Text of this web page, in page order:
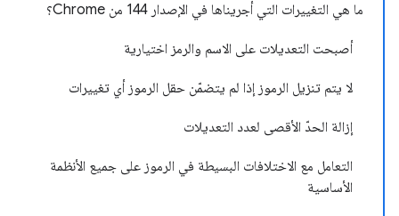
ما هي التغييرات التي أجريناها في الإصدار 144 من Chrome؟
أصبحت التعديلات على الاسم والرمز اختيارية
لا يتم تنزيل الرموز إذا لم يتضمّن حقل الرموز أي تغييرات
إزالة الحدّ الأقصى لعدد التعديلات
التعامل مع الاختلافات البسيطة في الرموز على جميع الأنظمة
الأساسية